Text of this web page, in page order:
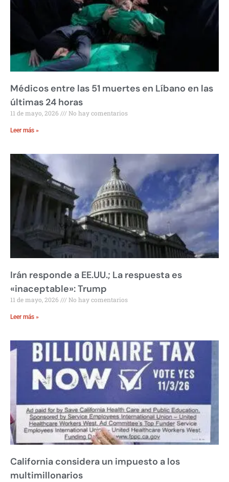
Médicos entre las 51 muertes en Líbano en las
últimas 24 horas
11 de mayo, 2026 No hay comentarios
Leer más »
Irán responde a EE.UU.; La respuesta es
«inaceptable»: Trump
11 de mayo, 2026 No hay comentarios
Leer más »
California considera un impuesto a los
multimillonarios